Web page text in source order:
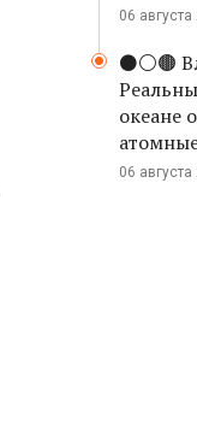
06
⚫️⚪️🟤
океане
06